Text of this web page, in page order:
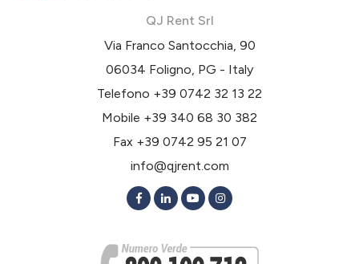
QJ Rent Srl
Via Franco Santocchia, 90
06034 Foligno, PG - Italy
Telefono +39 0742 32 13 22
Mobile +39 340 68 30 382
Fax +39 0742 95 21 07
info@qjrent.com